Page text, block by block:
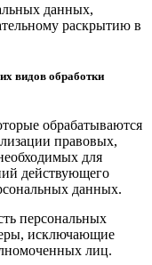
данных,
раскрытию в
видов обработки
обрабатываются
правовых,
для
действующего
данных.
персональных
исключающие
лиц.